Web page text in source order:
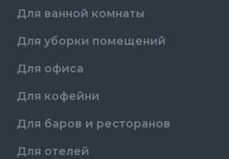
Для ванной комнаты
Для уборки помещений
Для офиса
Для кофейни
Для баров и ресторанов
Для отелей